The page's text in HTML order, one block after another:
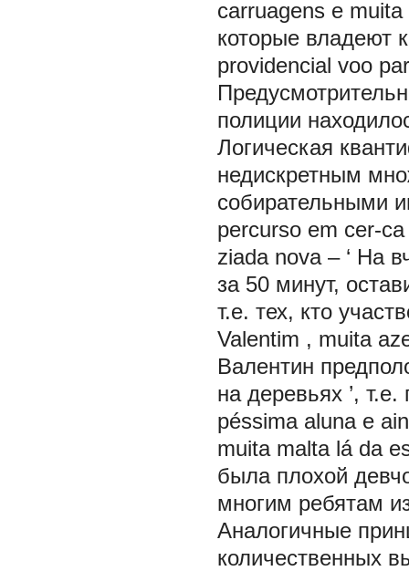
carruagens e muita
которые владеют
providencial voo
полиции
Логическая
недискретным
собирательными
percurso em cer-
ziada nova – ‘ На
за 50 минут,
т.е. тех, кто
Valentim , muita
Валентин
на деревьях ’,
péssima aluna e
muita malta lá da
была плохой
многим ребятам
Аналогичные
количественных